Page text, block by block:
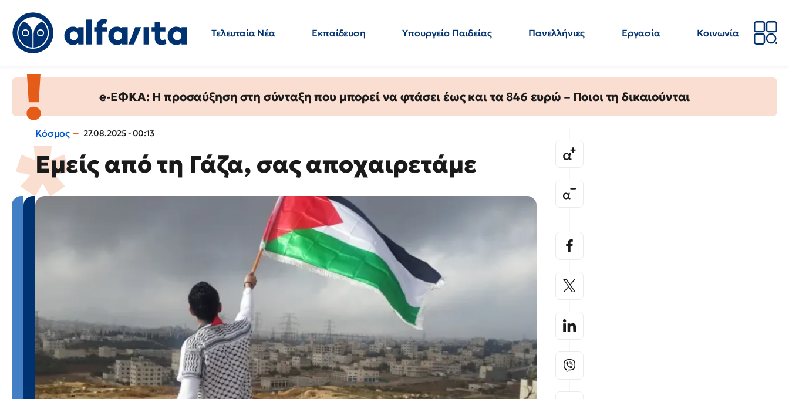
Τελευταία Νέα Εκπαίδευση Υπουργείο Παιδείας Πανελλήνιες Εργασία
Κοινωνία
e-ΕΦΚΑ: Η προσαύξηση στη σύνταξη που μπορεί να φτάσει έως και τα 846 ευρώ – Ποιοι τη δικαιούνται
Κόσμος 27.08.2025 - 00:13
Εμείς από τη Γάζα, σας αποχαιρετάμε